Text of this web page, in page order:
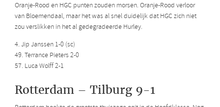
Oranje-Rood en HGC punten zouden morsen. Oranje-Rood verloor
van Bloemendaal, maar het was al snel duidelijk dat HGC zich niet
zou verslikken in het al gedegradeerde Hurley.
4. Jip Janssen 1-0 (sc)
49. Terrance Pieters 2-0
57. Luca Wolff 2-1
Rotterdam – Tilburg 9-1